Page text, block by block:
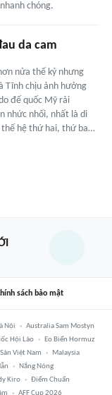
chóng.
da cam
nửa thế kỷ nhưng
Tĩnh chịu ảnh hưởng
đế quốc Mỹ rải
nhức nhối, nhất là di
thế hệ thứ hai, thứ ba…
sách bảo mật
Nội
Australia Sam Mostyn
Hội Lào
Eo Biển Hormuz
Việt Nam
Malaysia
Nắng Nóng
Kiro
Điểm Chuẩn
AFF Cup 2026